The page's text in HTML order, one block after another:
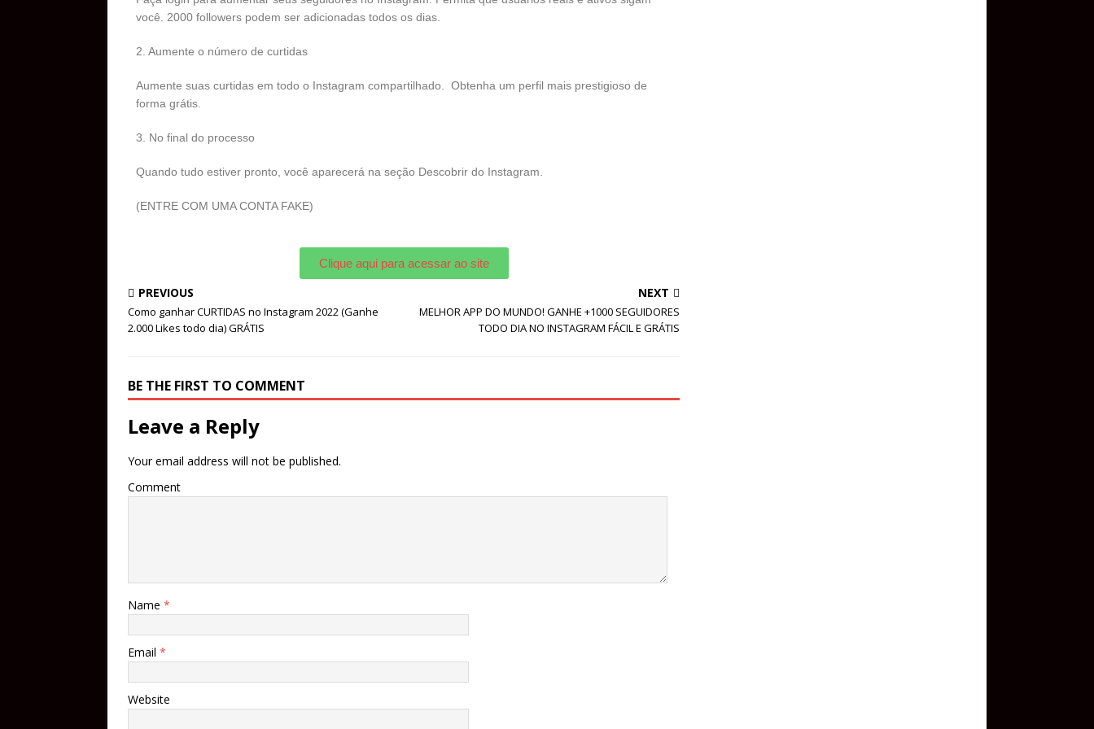
você. 2000 followers podem ser adicionadas todos os dias.
2. Aumente o número de curtidas
Aumente suas curtidas em todo o Instagram compartilhado. Obtenha um perfil mais prestigioso de
forma grátis.
3. No final do processo
Quando tudo estiver pronto, você aparecerá na seção Descobrir do Instagram.
(ENTRE COM UMA CONTA FAKE)
Clique aqui para acessar ao site
PREVIOUS
Como ganhar CURTIDAS no Instagram 2022 (Ganhe
2.000 Likes todo dia) GRÁTIS
NEXT
MELHOR APP DO MUNDO! GANHE +1000 SEGUIDORES
TODO DIA NO INSTAGRAM FÁCIL E GRÁTIS
BE THE FIRST TO COMMENT
Leave a Reply
Your email address will not be published.
Comment
Name *
Email *
Website